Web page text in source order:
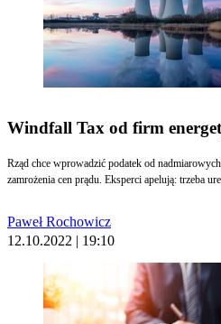
Windfall Tax od firm
Rząd chce wprowadzić podatek od
zamrożenia cen prądu. Eksperci apelują: trzeba
Paweł Rochowicz
12.10.2022 | 19:10